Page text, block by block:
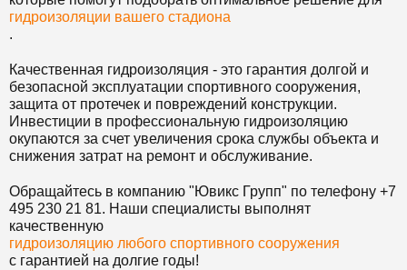
гидроизоляции вашего стадиона
.
Качественная гидроизоляция - это гарантия долгой и
безопасной эксплуатации спортивного сооружения,
защита от протечек и повреждений конструкции.
Инвестиции в профессиональную гидроизоляцию
окупаются за счет увеличения срока службы объекта и
снижения затрат на ремонт и обслуживание.
Обращайтесь в компанию "Ювикс Групп" по телефону +7
495 230 21 81. Наши специалисты выполнят
качественную
гидроизоляцию любого спортивного сооружения
с гарантией на долгие годы!